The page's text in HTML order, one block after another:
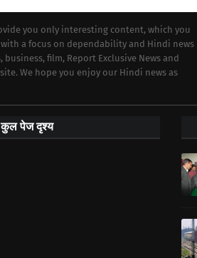
you only interesting content, which you
a focus on dependability and Hindi news
film, Report Exclusive News and
We hope you enjoy our Hindi news as
कुल पेज दृश्य